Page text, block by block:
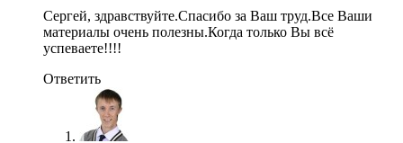
Сергей, здравствуйте.Спасибо за Ваш труд.Все Ваши
материалы очень полезны.Когда только Вы всё
успеваете!!!!
Ответить